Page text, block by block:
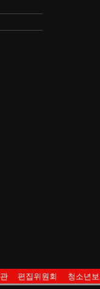
편집위원회 청소년